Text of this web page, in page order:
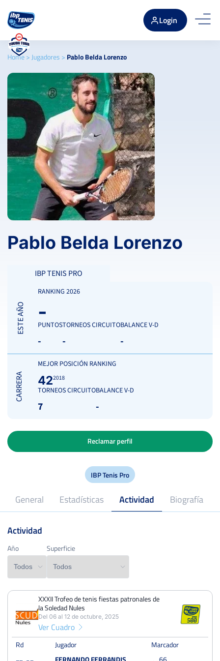
Login
Home> Jugadores > Pablo Belda Lorenzo
Pablo Belda Lorenzo
IBP TENIS PRO
ESTE AÑO
RANKING 2026
-
PUNTOS
-
TORNEOS CIRCUITO
-
BALANCE V-D
-
CARRERA
MEJOR POSICIÓN RANKING
422018
TORNEOS CIRCUITO
7
BALANCE V-D
-
IBP Tenis Pro
General Estadísticas Actividad Biografía
Reclamar perfil
Profesional desde
Año Superficie
PERDIDOSPARTIDOSGANADOS
34 48
PERDIDOS SETS
67
Actividad
Año Superficie
XXXII Trofeo de tenis fiestas patronales de
la Soledad Nules
Del 06 al 12 de octubre, 2025
Ver Cuadro
Rd Jugador
Marcador